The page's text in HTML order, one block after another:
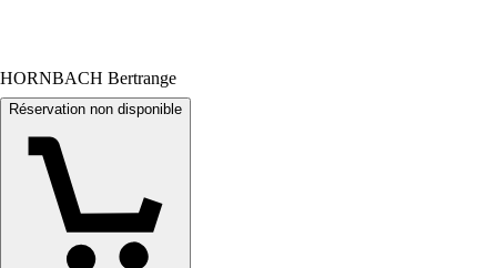
HORNBACH Bertrange
Réservation non disponible